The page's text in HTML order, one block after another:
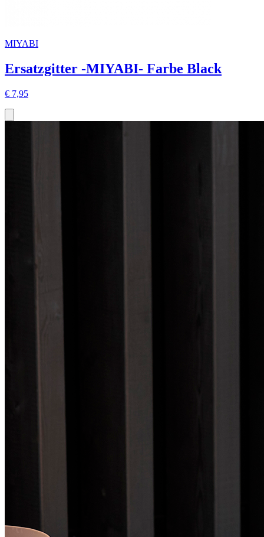
MIYABI
Ersatzgitter -MIYABI- Farbe Black
€ 7,95